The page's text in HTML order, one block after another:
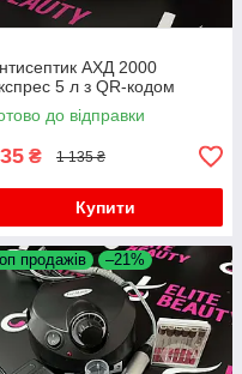
АХД 2000
5 л з QR-кодом
до відправки
₴ 1 135 ₴
Купити
продажів –21%